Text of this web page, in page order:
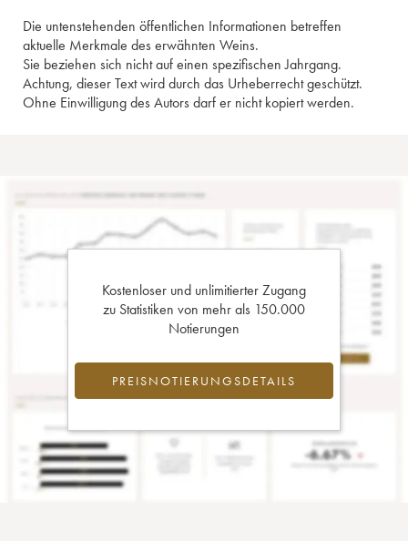
Die untenstehenden öffentlichen Informationen betreffen
aktuelle Merkmale des erwähnten Weins.
Sie beziehen sich nicht auf einen spezifischen Jahrgang.
Achtung, dieser Text wird durch das Urheberrecht geschützt.
Ohne Einwilligung des Autors darf er nicht kopiert werden.
Kostenloser und unlimitierter Zugang
zu Statistiken von mehr als 150.000
Notierungen
PREISNOTIERUNGSDETAILS